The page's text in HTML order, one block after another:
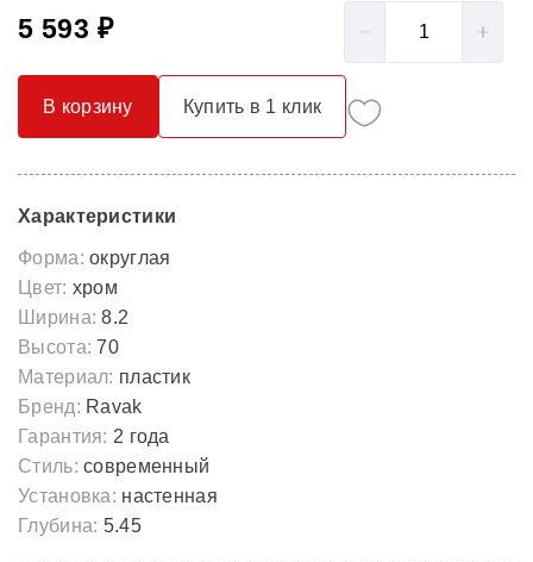
5 593 ₽
В корзину Купить в 1 клик
Характеристики
Форма: округлая
Цвет: хром
Ширина: 8.2
Высота: 70
Материал: пластик
Бренд: Ravak
Гарантия: 2 года
Стиль: современный
Установка: настенная
Глубина: 5.45